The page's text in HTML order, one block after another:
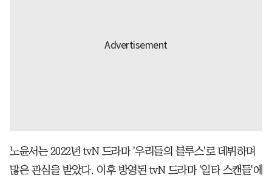
노윤서는 2022년 tvN 드라마 '우리들의 블루스'로 데뷔하며
많은 관심을 받았다. 이후 방영된 tvN 드라마 '일타 스캔들'에